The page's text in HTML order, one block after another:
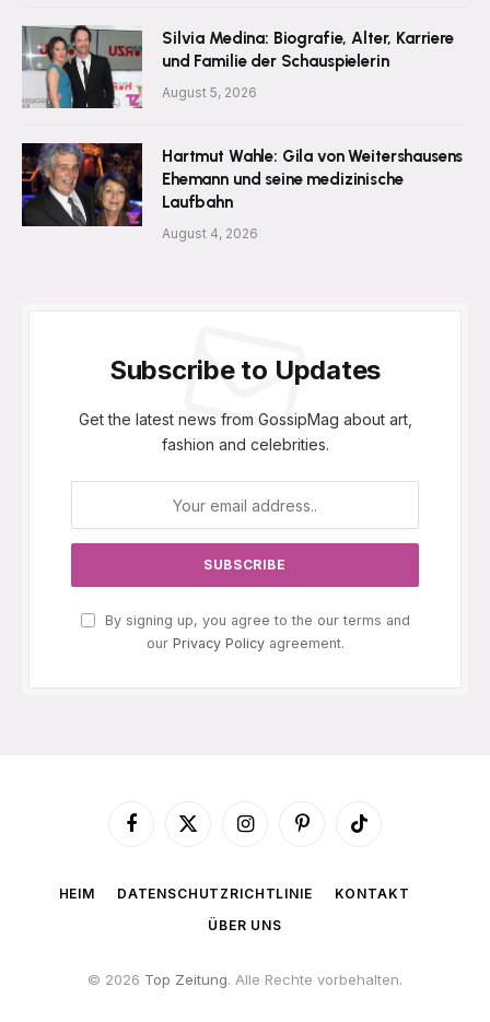
Silvia Medina: Biografie, Alter, Karriere
und Familie der Schauspielerin
August 5, 2026
Hartmut Wahle: Gila von Weitershausens
Ehemann und seine medizinische
Laufbahn
August 4, 2026
Subscribe to Updates
Get the latest news from GossipMag about art,
fashion and celebrities.
By signing up, you agree to the our terms and
our Privacy Policyagreement.
Facebook
X
InstagramPinterestTikTok
HEIM DATENSCHUTZRICHTLINIE
KONTAKT
ÜBER UNS
© 2026 Top Zeitung. Alle Rechte vorbehalten.